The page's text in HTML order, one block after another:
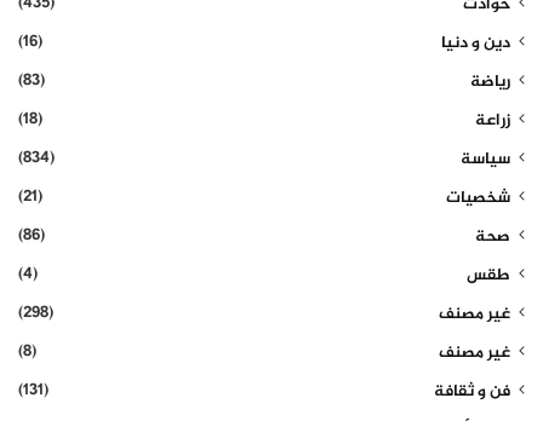
حوادث
دين و دنيا
(16)
رياضة
(83)
زراعة
(18)
سياسة
(834)
شخصيات
(21)
صحة
(86)
طقس
(4)
غير مصنف
(298)
غير مصنف
(8)
فن و ثقافة
(131)